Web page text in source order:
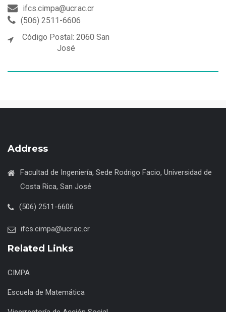
ifcs.cimpa@ucr.ac.cr
(506) 2511-6606
Código Postal: 2060 San
José
Address
Facultad de Ingeniería, Sede Rodrigo Facio, Universidad de
Costa Rica, San José
(506) 2511-6606
ifcs.cimpa@ucr.ac.cr
Related Links
CIMPA
Escuela de Matemática